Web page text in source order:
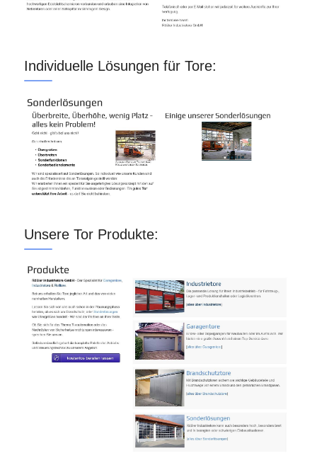
Individuelle Lösungen für Tore:
Unsere Tor Produkte: